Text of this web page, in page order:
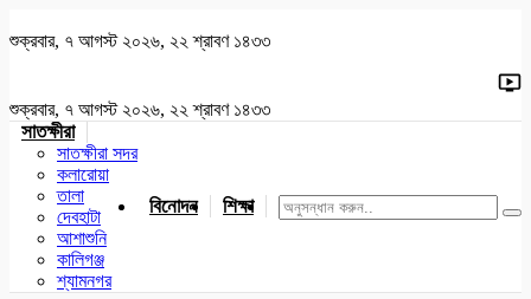
শুক্রবার, ৭ আগস্ট ২০২৬, ২২ শ্রাবণ ১৪৩৩
শুক্রবার, ৭ আগস্ট ২০২৬, ২২ শ্রাবণ ১৪৩৩
সাতক্ষীরা
সাতক্ষীরা সদর
কলারোয়া
তালা
দেবহাটা
আশাশুনি
কালিগঞ্জ
শ্যামনগর
বিনোদন শিক্ষা খেলাধুলা জাতীয় যশোর